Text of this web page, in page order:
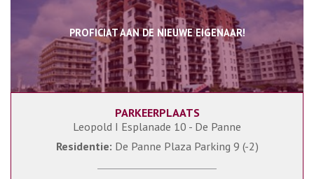
PROFICIAT AAN DE NIEUWE EIGENAAR!
PARKEERPLAATS
Leopold I Esplanade 10 - De Panne
Residentie: De Panne Plaza Parking 9 (-2)